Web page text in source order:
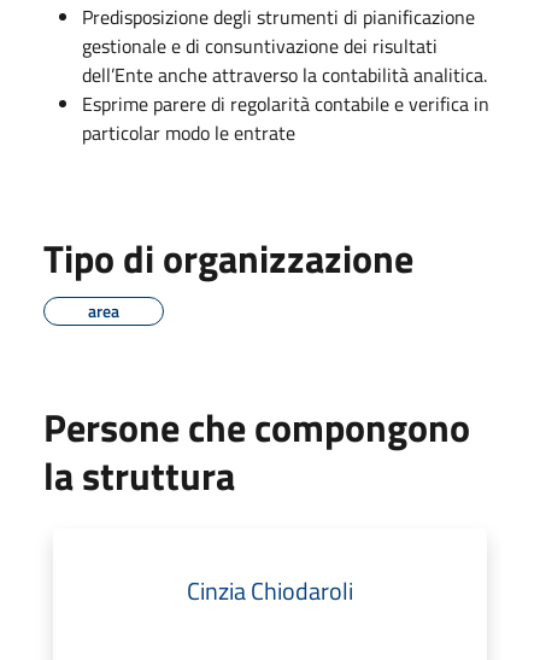
Predisposizione degli strumenti di pianificazione
gestionale e di consuntivazione dei risultati
dell’Ente anche attraverso la contabilità analitica.
Esprime parere di regolarità contabile e verifica in
particolar modo le entrate
Tipo di organizzazione
area
Persone che compongono
la struttura
Cinzia Chiodaroli